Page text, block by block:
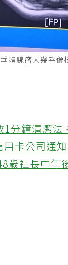
體腺瘤大幾乎像
分鐘清潔法
卡公司通
歲社長中年